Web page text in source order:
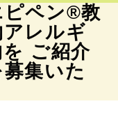
ピペン®教
レルギ
ご紹介
集いた